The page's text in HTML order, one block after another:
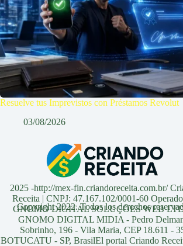
Resuelve tus Imprevistos con Préstamos Revolut
03/08/2026
Copyright 2022. Todos los derechos
2025 -http://mex-fin.criandoreceita.com.br/
Receita | CNPJ: 47.167.102/0001-60
GNOMO DIGITAL SOLUÇÕES WEB
GNOMO DIGITAL MIDIA - Pedro
Sobrinho, 196 - Vila Maria, CEP 18.611 -
BOTUCATU - SP, BrasilEl portal Criando